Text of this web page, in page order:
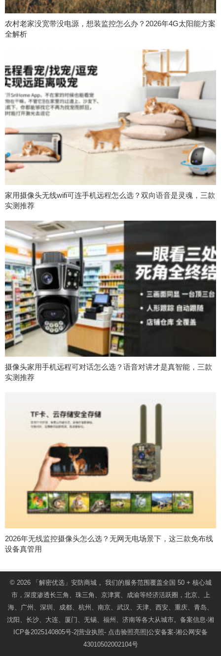
农村老家没宽带没电源，想装监控怎么办？2026年4G太阳能方案
全解析
家用摄像头无线wifi可连手机远程怎么选？双向语音是灵魂，三款
实测推荐
摄像头家用手机远程可对话怎么选？语音对讲才是真智能，三款
实测推荐
2026年无线监控摄像头怎么选？无网无电场景下，这三款免布线
设备真管用
© 2026 「解密优选」安防商城。我们的服务范围覆盖全国 50 + 核心城
市，深度渗透长三角、珠三角、京津冀、成渝等经济活跃圈，北京、上
海、广州、深圳、成都、杭州、南京、武汉、天津、西安、重庆、青岛、
沈阳、长沙、大连、厦门、无锡、福州、济南等各大从城市。备案信息-湘
ICP备2025140805号-2|营业执照- 点击验照亮照|公安备案-湘公网安备
43010502002104号